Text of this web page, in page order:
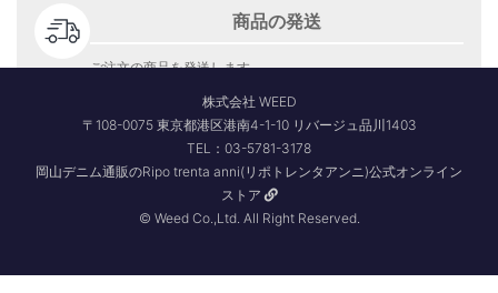
商品の発送
ご注文の商品を発送します。
株式会社 WEED
〒108-0075 東京都港区港南4-1-10 リバージュ品川1403
TEL：03-5781-3178
岡山デニム通販のRipo trenta anni(リポトレンタアンニ)公式オンライン
ストア
© Weed Co.,Ltd. All Right Reserved.